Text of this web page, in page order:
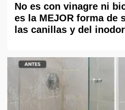
No es con vinagre ni
es la MEJOR forma de
las canillas y del